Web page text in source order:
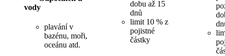
vody
plavání v
bazénu, moři,
oceánu atd.
dobu až 15
dnů
limit 10 % z
pojistné
částky